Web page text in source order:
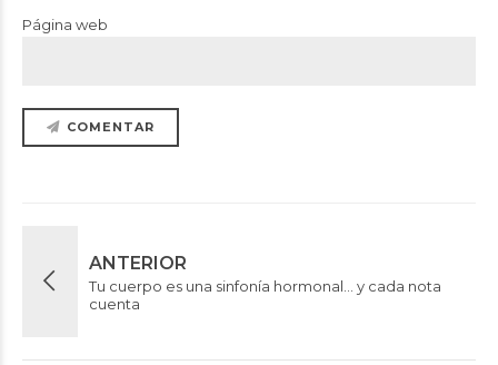
Página web
COMENTAR
ANTERIOR
Tu cuerpo es una sinfonía hormonal... y cada nota
cuenta